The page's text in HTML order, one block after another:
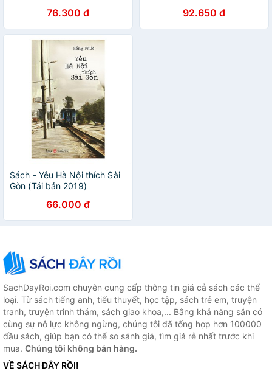
76.300 đ 92.650 đ
Sách - Yêu Hà Nội thích Sài
Gòn (Tái bản 2019)
66.000 đ
SachDayRoi.com chuyên cung cấp thông tin giá cả sách các thể
loại. Từ sách tiếng anh, tiểu thuyết, học tập, sách trẻ em, truyện
tranh, truyện trinh thám, sách giao khoa,... Bằng khả năng sẵn có
cùng sự nỗ lực không ngừng, chúng tôi đã tổng hợp hơn 100000
đầu sách, giúp bạn có thể so sánh giá, tìm giá rẻ nhất trước khi
mua. Chúng tôi không bán hàng.
VỀ SÁCH ĐÂY RỒI!